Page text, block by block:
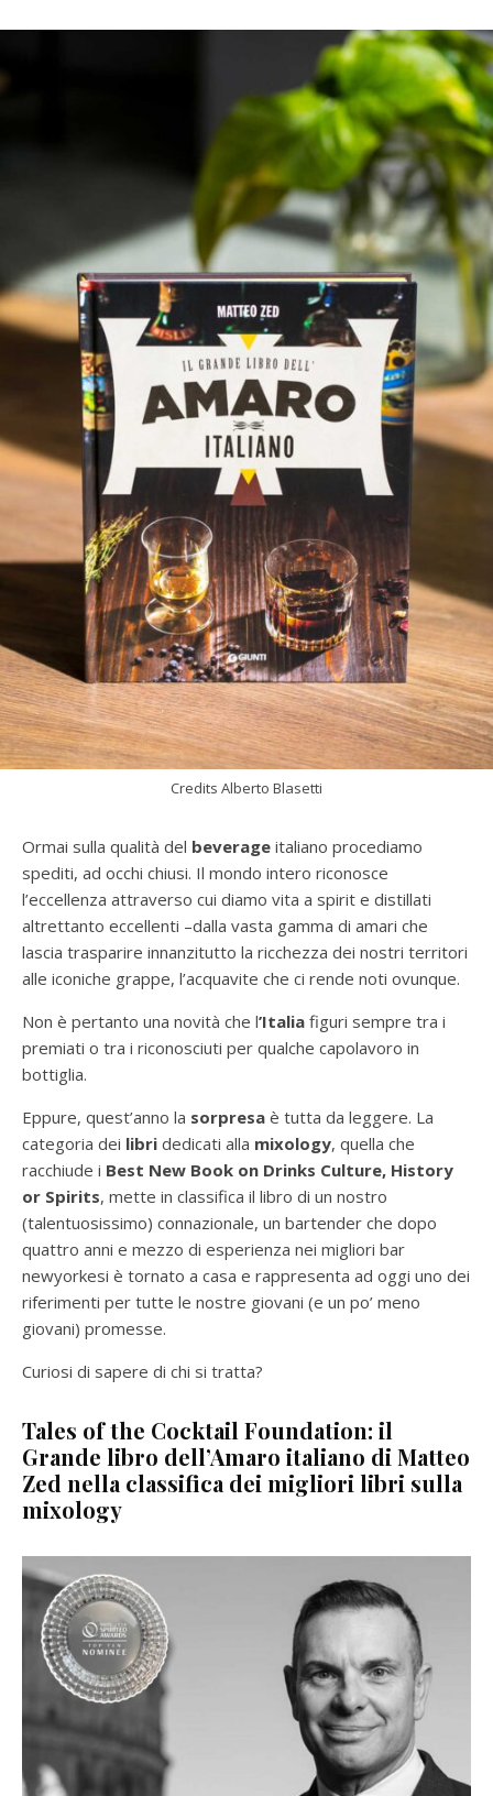
Credits Alberto Blasetti
Ormai sulla qualità del beverage italiano procediamo
spediti, ad occhi chiusi. Il mondo intero riconosce
l’eccellenza attraverso cui diamo vita a spirit e distillati
altrettanto eccellenti –dalla vasta gamma di amari che
lascia trasparire innanzitutto la ricchezza dei nostri territori
alle iconiche grappe, l’acquavite che ci rende noti ovunque.
Non è pertanto una novità che l’Italia figuri sempre tra i
premiati o tra i riconosciuti per qualche capolavoro in
bottiglia.
Eppure, quest’anno la sorpresa è tutta da leggere. La
categoria dei libri dedicati alla mixology, quella che
racchiude i Best New Book on Drinks Culture, History
or Spirits, mette in classifica il libro di un nostro
(talentuosissimo) connazionale, un bartender che dopo
quattro anni e mezzo di esperienza nei migliori bar
newyorkesi è tornato a casa e rappresenta ad oggi uno dei
riferimenti per tutte le nostre giovani (e un po’ meno
giovani) promesse.
Curiosi di sapere di chi si tratta?
Tales of the Cocktail Foundation: il
Grande libro dell’Amaro italiano di Matteo
Zed nella classifica dei migliori libri sulla
mixology